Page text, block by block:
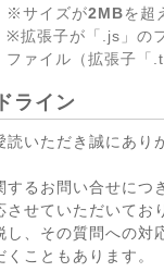
※サイズが2MBを超
※拡張子が「.js」の
ファイル（拡張子「
ライン
いただき誠にあり
するお問い合せに
せていただいてお
し、その質問への
こともあります。